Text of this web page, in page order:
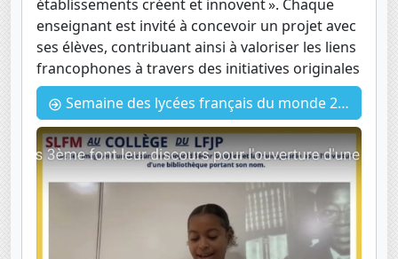
établissements créent et innovent ». Chaque
enseignant est invité à concevoir un projet avec
ses élèves, contribuant ainsi à valoriser les liens
francophones à travers des initiatives originales
Semaine des lycées français du monde 2024 : Discours des 3e1 pour la bibliothèque L.S Senghor